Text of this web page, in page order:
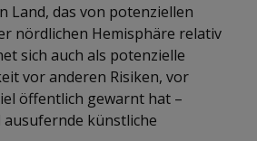
Land, das von potenziellen
nördlichen Hemisphäre relativ
sich auch als potenzielle
vor anderen Risiken, vor
öffentlich gewarnt hat –
künstliche